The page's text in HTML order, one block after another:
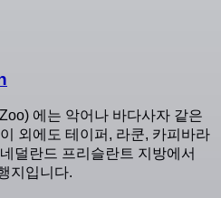
에는 악어나 바다사자 같은
외에도 테이퍼, 라쿤, 카피바라
덜란드 프리슬란트 지방에서
지입니다.